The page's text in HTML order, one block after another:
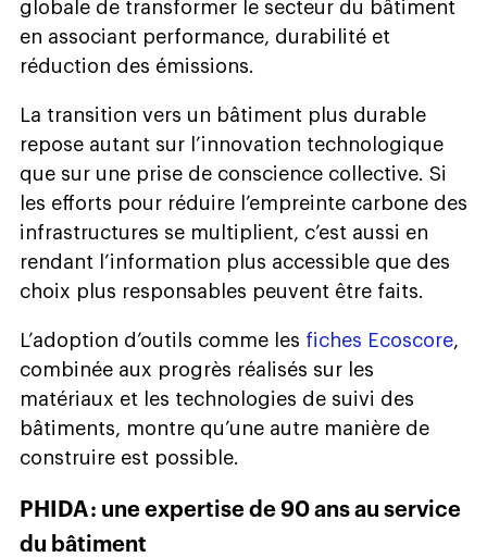
globale de transformer le secteur du bâtiment
en associant performance, durabilité et
réduction des émissions.
La transition vers un bâtiment plus durable
repose autant sur l’innovation technologique
que sur une prise de conscience collective. Si
les efforts pour réduire l’empreinte carbone des
infrastructures se multiplient, c’est aussi en
rendant l’information plus accessible que des
choix plus responsables peuvent être faits.
L’adoption d’outils comme les fiches Ecoscore,
combinée aux progrès réalisés sur les
matériaux et les technologies de suivi des
bâtiments, montre qu’une autre manière de
construire est possible.
PHIDA : une expertise de 90 ans au service
du bâtiment